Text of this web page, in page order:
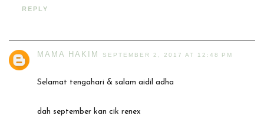
REPLY
MAMA HAKIM SEPTEMBER 2, 2017 AT 12:48 PM
Selamat tengahari & salam aidil adha
dah september kan cik renex